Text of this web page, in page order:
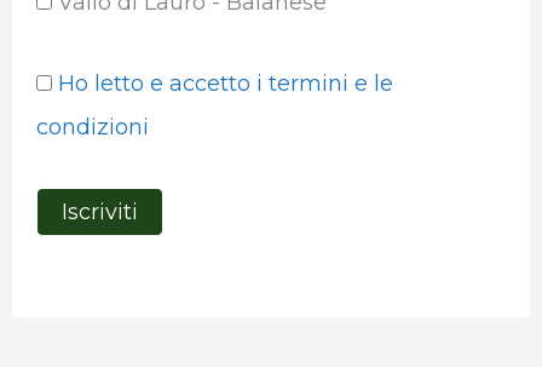
Ho letto e accetto i termini e le
condizioni